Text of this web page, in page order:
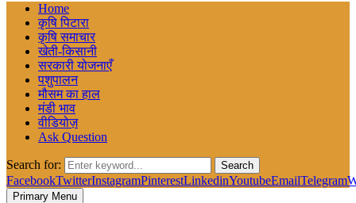
Home
कृषि पिटारा
कृषि समाचार
खेती-किसानी
सरकारी योजनाएँ
पशुपालन
मौसम का हाल
मंडी भाव
वीडियोज़
Ask Question
Search for: Search
FacebookTwitterInstagramPinterestLinkedinYoutubeEmailTelegram
Primary Menu